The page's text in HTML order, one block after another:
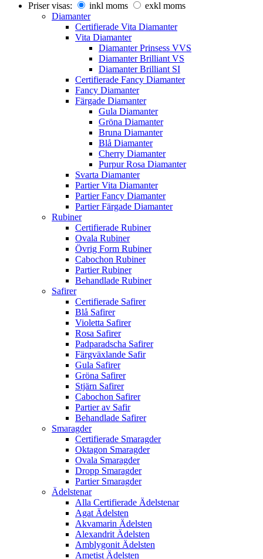
Priser visas: inkl moms
exkl moms
Diamanter
Certifierade Vita Diamanter
Vita Diamanter
Diamanter Prinsess VVS
Diamanter Brilliant VS
Diamanter Brilliant SI
Certifierade Fancy Diamanter
Fancy Diamanter
Färgade Diamanter
Gula Diamanter
Gröna Diamanter
Bruna Diamanter
Blå Diamanter
Cherry Diamanter
Purpur Rosa Diamanter
Svarta Diamanter
Partier Vita Diamanter
Partier Fancy Diamanter
Partier Färgade Diamanter
Rubiner
Certifierade Rubiner
Ovala Rubiner
Övrig Form Rubiner
Cabochon Rubiner
Partier Rubiner
Behandlade Rubiner
Safirer
Certifierade Safirer
Blå Safirer
Violetta Safirer
Rosa Safirer
Padparadscha Safirer
Färgväxlande Safir
Gula Safirer
Gröna Safirer
Stjärn Safirer
Cabochon Safirer
Partier av Safir
Behandlade Safirer
Smaragder
Certifierade Smaragder
Oktagon Smaragder
Ovala Smaragder
Dropp Smaragder
Partier Smaragder
Ädelstenar
Alla Certifierade Ädelstenar
Agat Ädelsten
Akvamarin Ädelsten
Alexandrit Ädelsten
Amblygonit Ädelsten
Ametist Ädelsten